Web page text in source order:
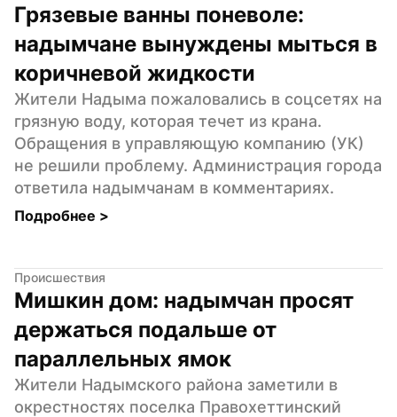
Грязевые ванны поневоле:
надымчане вынуждены мыться в
коричневой жидкости
Жители Надыма пожаловались в соцсетях на
грязную воду, которая течет из крана.
Обращения в управляющую компанию (УК)
не решили проблему. Администрация города
ответила надымчанам в комментариях.
Подробнее >
Происшествия
Мишкин дом: надымчан просят
держаться подальше от
параллельных ямок
Жители Надымского района заметили в
окрестностях поселка Правохеттинский